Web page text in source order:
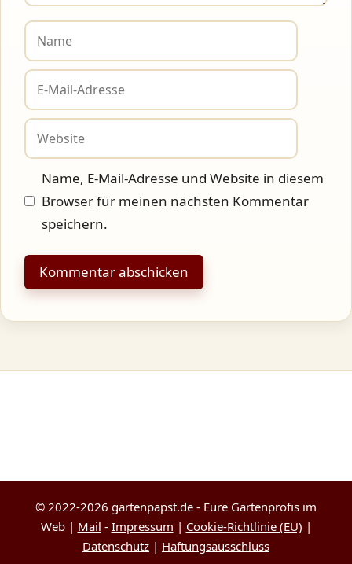
Name
E-
Mail-
Adresse
Website
Name, E-Mail-Adresse und Website in diesem
Browser für meinen nächsten Kommentar
speichern.
© 2022-2026 gartenpapst.de - Eure Gartenprofis im
Web | Mail - Impressum | Cookie-Richtlinie (EU) |
Datenschutz | Haftungsausschluss